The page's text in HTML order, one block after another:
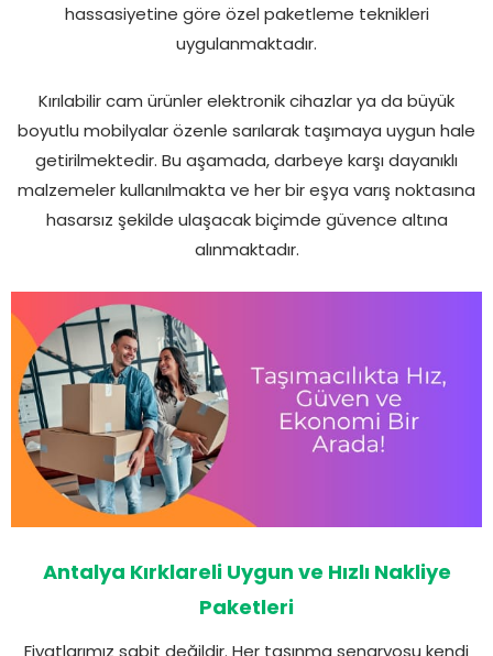
hassasiyetine göre özel paketleme teknikleri
uygulanmaktadır.
Kırılabilir cam ürünler elektronik cihazlar ya da büyük
boyutlu mobilyalar özenle sarılarak taşımaya uygun hale
getirilmektedir. Bu aşamada, darbeye karşı dayanıklı
malzemeler kullanılmakta ve her bir eşya varış noktasına
hasarsız şekilde ulaşacak biçimde güvence altına
alınmaktadır.
Antalya Kırklareli Uygun ve Hızlı Nakliye
Paketleri
Fiyatlarımız sabit değildir. Her taşınma senaryosu kendi